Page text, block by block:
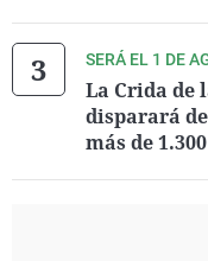
SERÁ EL 1 DE
La Crida de
disparará
más de